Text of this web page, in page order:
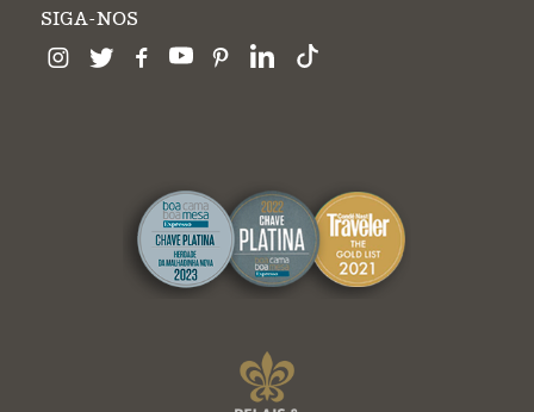
SIGA-NOS